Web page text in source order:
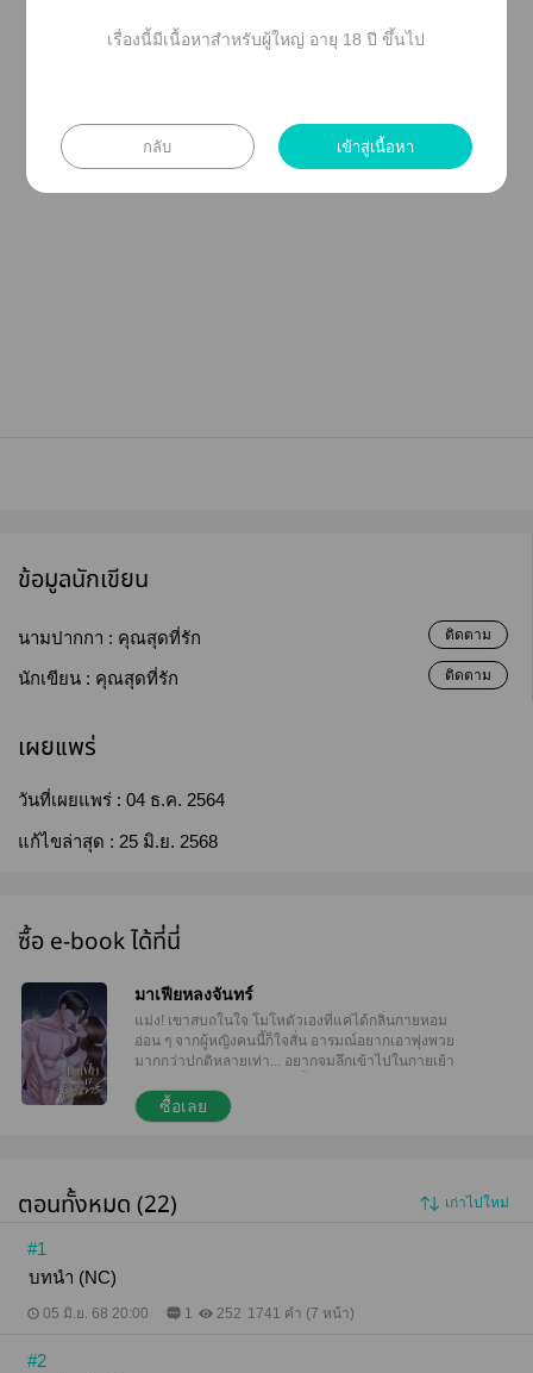
มีอายุต่ำกว่า 20 ปี โใช้วิจารณญาณใาอ่าน
ข้อมูลนักเขียน
นามปากกา : คุณสุดที่รัก ติดตาม
นักเขียน : คุณสุดที่รัก ติดตาม
เผยแพร่
วันที่เผยแพร่ : 04 ธ.ค. 2564
แก้ไขล่าสุด : 25 มิ.ย. 2568
ซื้อ e-book ได้ที่นี่
มาเฟียหลงจันทร์
แม่ง! เขาสบถในใจ โมโหตัวเองที่แค่ได้กลิ่นกายหอม
อ่อน ๆ จากผู้หญิงคนนี้ก็ใจสั่น อารมณ์อยากเอาพุ่งพวย
มากกว่าปกติหลายเท่า... อยากจมลึกเข้าไปในกายเย้า
เสียงหวานครวญครางไม่หยุด อยากเอาให้สลบคาอก! ---
----- [คีตะ] มาเฟียหนุ่มวัยสามสิบสองปีผู้ทรงอิทธิพลใน
หญิงขัดดอกให้กับเจ้าหนี้ใหญ่อย่าง 'คีตะ' เธอไม่ควรรัก
ฉันได้ยังไง” ------ มาเฟียหลงจันทร์ เป็นเรื่องสั้นโปรเจกต์
พิเศษวันคริสต์มาสและปีใหม่ เนื้อเรื่องไม่ยาวมาก ปมไม่
ซื้อเลย
ตอนทั้งหมด (22) เก่าไปใหม่
#1
บทนำ (NC)
05 มิ.ย. 68 20:00 1 252 1741 คำ (7 หน้า)
#2
เรื่องนี้มีเนื้อหาสำหรับผู้ใหญ่ อายุ 18 ปี ขึ้นไป
กลับ เข้าสู่เนื้อหา